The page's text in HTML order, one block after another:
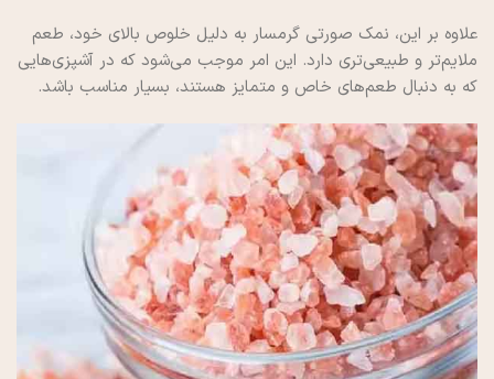
علاوه بر این، نمک صورتی گرمسار به دلیل خلوص بالای خود، طعم
ملایم‌تر و طبیعی‌تری دارد. این امر موجب می‌شود که در آشپزی‌هایی
که به دنبال طعم‌های خاص و متمایز هستند، بسیار مناسب باشد.